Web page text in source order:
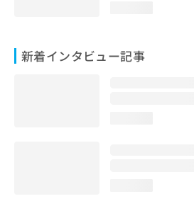
新着インタビュー記事